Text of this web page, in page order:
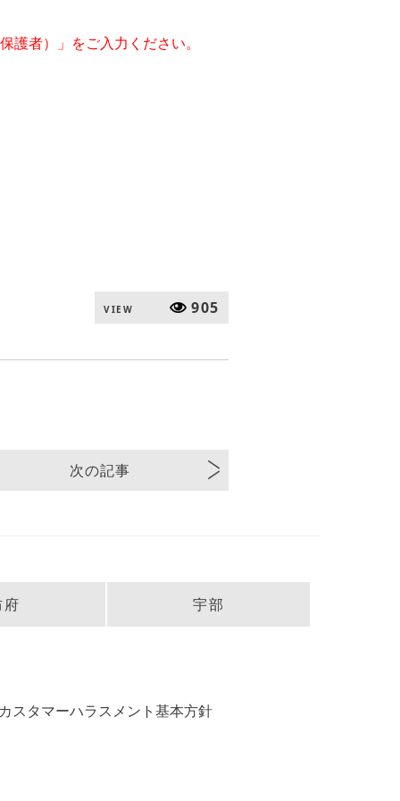
者）」をご入力ください。
VIEW 905
次の記事
府 宇部
スタマーハラスメント基本方針